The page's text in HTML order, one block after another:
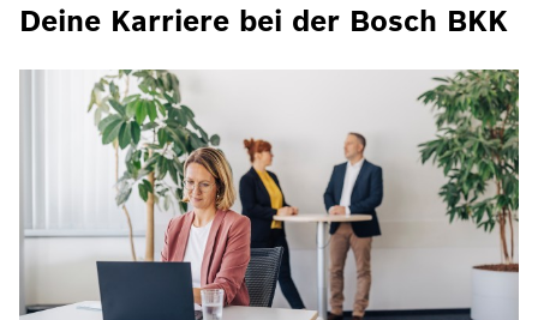
Deine Karriere bei der Bosch BKK